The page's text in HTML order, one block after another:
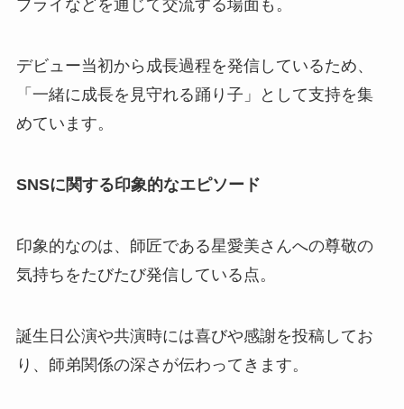
プライなどを通じて交流する場面も。
デビュー当初から成長過程を発信しているため、
「一緒に成長を見守れる踊り子」として支持を集
めています。
SNSに関する印象的なエピソード
印象的なのは、師匠である星愛美さんへの尊敬の
気持ちをたびたび発信している点。
誕生日公演や共演時には喜びや感謝を投稿してお
り、師弟関係の深さが伝わってきます。